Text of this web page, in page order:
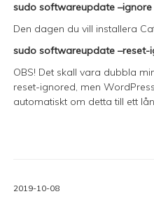
sudo softwareupdate –ignore
Den dagen du vill installera
sudo softwareupdate –reset-
OBS! Det skall vara dubbla
reset-ignored, men
automatiskt om detta till ett
2019-10-08